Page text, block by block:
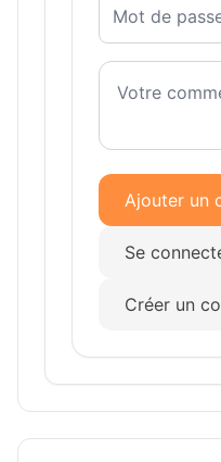
Ajouter un
Se
Créer un